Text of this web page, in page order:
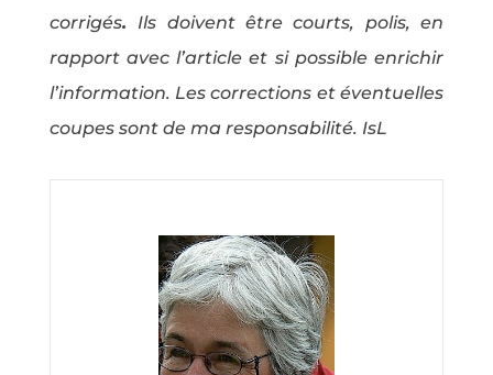
corrigés. Ils doivent être courts, polis, en
rapport avec l’article et si possible enrichir
l’information. Les corrections et éventuelles
coupes sont de ma responsabilité. IsL